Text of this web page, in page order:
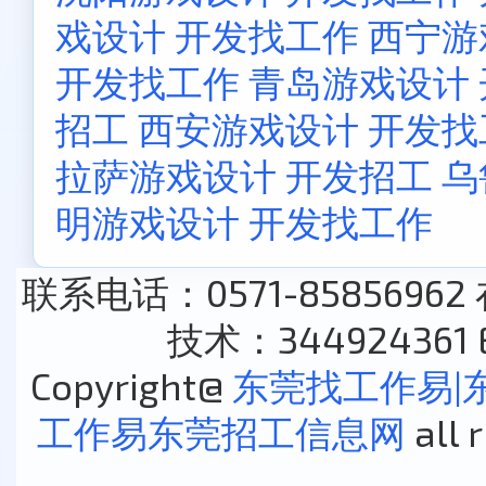
戏设计 开发找工作 西宁
开发找工作 青岛游戏设计
招工 西安游戏设计 开发
拉萨游戏设计 开发招工
明游戏设计 开发找工作
联系电话：0571-85856962
技术：344924361
Copyright@ 东莞找工作易|
工作易东莞招工信息网 all